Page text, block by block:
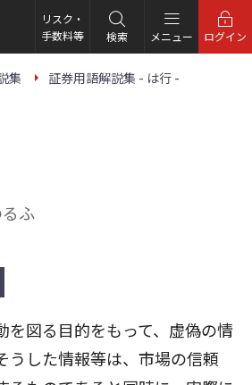
リスク・
手数料等
検索 メニュー ログイン
集
証券用語解説集 - は行 -
ふ
を図る目的をもって、虚偽の情
うした情報等は、市場の信頼